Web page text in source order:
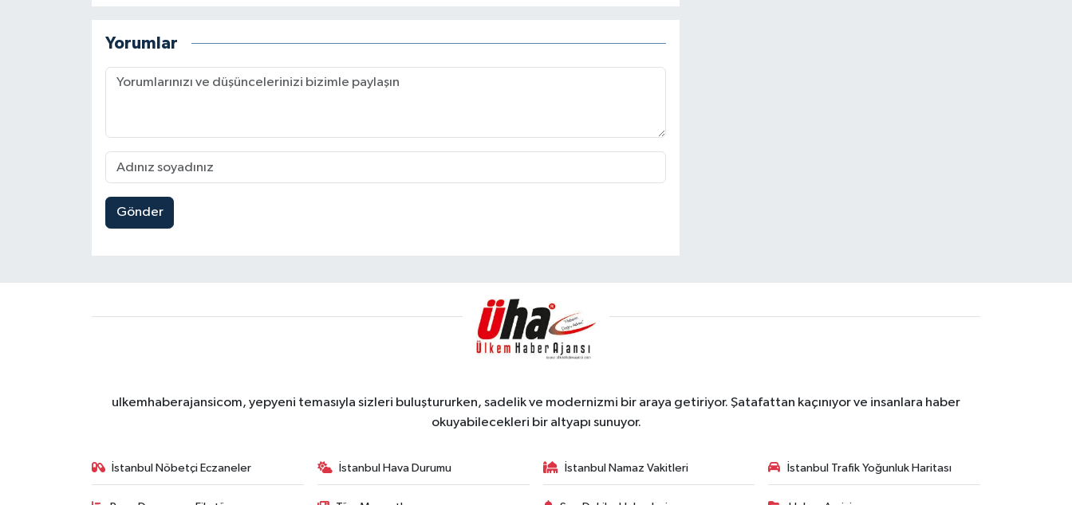
Yorumlar
Gönder
ulkemhaberajansicom, yepyeni temasıyla sizleri buluştururken, sadelik ve modernizmi bir araya getiriyor. Şatafattan kaçınıyor ve insanlara haber
okuyabilecekleri bir altyapı sunuyor.
İstanbul Nöbetçi Eczaneler İstanbul Hava Durumu İstanbul Namaz Vakitleri İstanbul Trafik Yoğunluk Haritası